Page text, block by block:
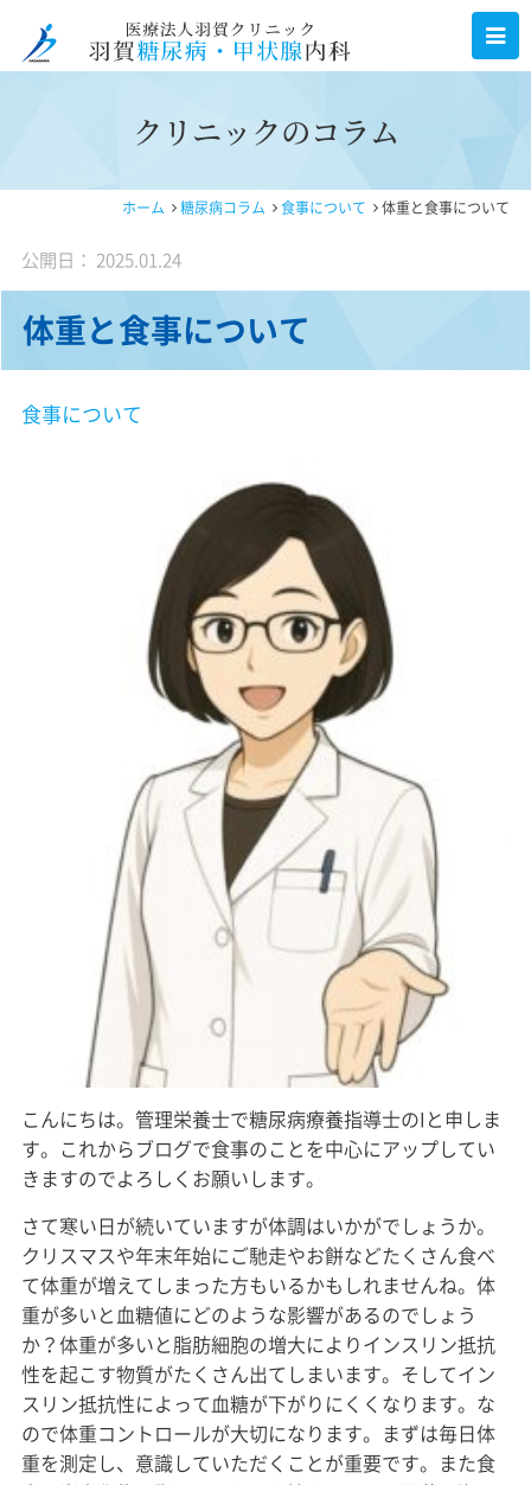
クリニックのコラム
ホーム 糖尿病コラム 食事について 体重と食事について
公開日： 2025.01.24
体重と食事について
食事について
こんにちは。管理栄養士で糖尿病療養指導士のIと申しま
す。これからブログで食事のことを中心にアップしてい
きますのでよろしくお願いします。
さて寒い日が続いていますが体調はいかがでしょうか。
クリスマスや年末年始にご馳走やお餅などたくさん食べ
て体重が増えてしまった方もいるかもしれませんね。体
重が多いと血糖値にどのような影響があるのでしょう
か？体重が多いと脂肪細胞の増大によりインスリン抵抗
性を起こす物質がたくさん出てしまいます。そしてイン
スリン抵抗性によって血糖が下がりにくくなります。な
ので体重コントロールが大切になります。まずは毎日体
重を測定し、意識していただくことが重要です。また食